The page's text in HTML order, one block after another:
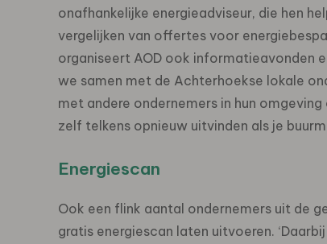
onafhankelijke energieadviseur, die hen
vergelijken van offertes voor
organiseert AOD ook informatieavonden
we samen met de Achterhoekse lokale
met andere ondernemers in hun
zelf telkens opnieuw uitvinden als je
Energiescan
Ook een flink aantal ondernemers uit de
gratis energiescan laten uitvoeren.